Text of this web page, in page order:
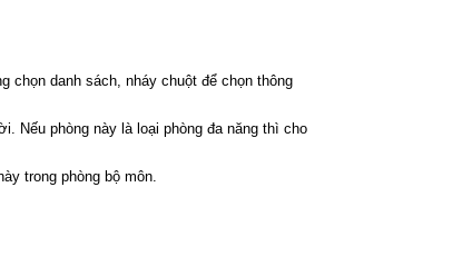
chọn danh sách, nháy chuột để chọn thông
Nếu phòng này là loại phòng đa năng thì cho
trong phòng bộ môn.